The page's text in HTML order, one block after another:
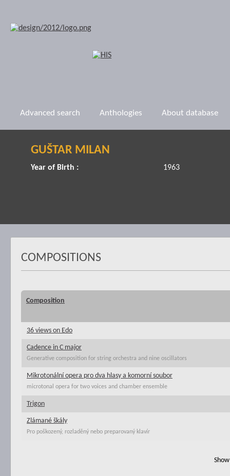
Advanced search Anthologies About database
GUŠTAR MILAN
Year of Birth : 1963
COMPOSITIONS
Composition
36 views on Edo
Cadence in C major
Generative composition for string orchestra and nine oscillators
Mikrotonální opera pro dva hlasy a komorní soubor
microtonal opera for two voices and chamber ensemble
Trigon
Zlámané škály
Pro poškozený, rozladěný nebo preparovaný klavír